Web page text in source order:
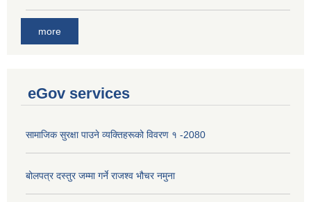
more
eGov services
सामाजिक सुरक्षा पाउने व्यक्तिहरूको विवरण १ -2080
बोलपत्र दस्तुर जम्मा गर्ने राजश्व भौचर नमुना